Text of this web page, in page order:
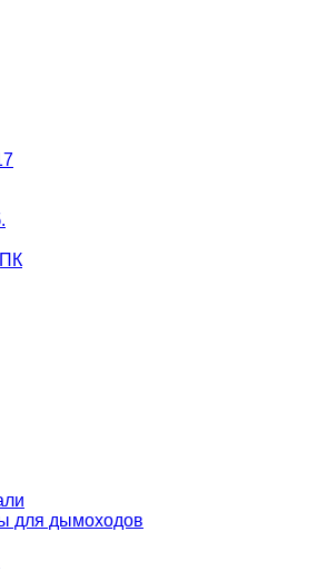
для дымоходов